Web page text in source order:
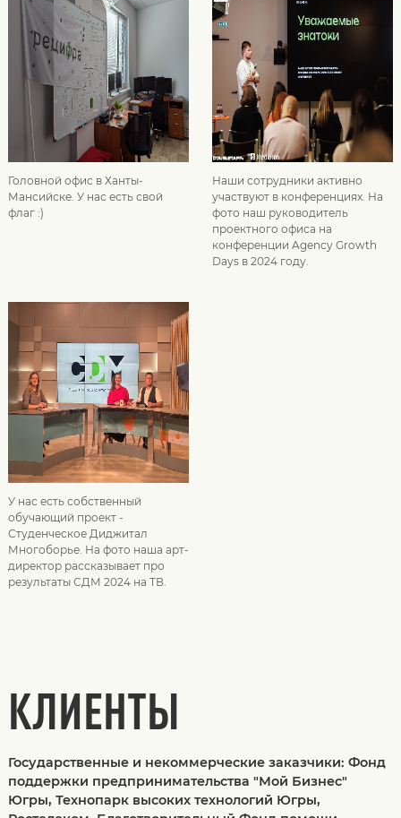
Головной офис в Ханты-
Мансийске. У нас есть свой
флаг :)
Наши сотрудники активно
участвуют в конференциях. На
фото наш руководитель
проектного офиса на
конференции Agency Growth
Days в 2024 году.
У нас есть собственный
обучающий проект -
Студенческое Диджитал
Многоборье. На фото наша арт-
директор рассказывает про
результаты СДМ 2024 на ТВ.
КЛИЕНТЫ
Государственные и некоммерческие заказчики: Фонд
поддержки предпринимательства "Мой Бизнес"
Югры, Технопарк высоких технологий Югры,